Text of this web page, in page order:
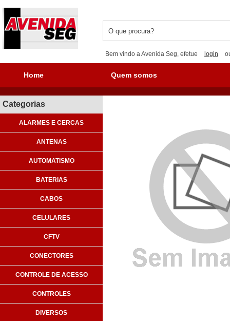
Bem vindo a Avenida Seg, efetue login
Home Quem somos
Categorias
ALARMES E CERCAS
ANTENAS
AUTOMATISMO
BATERIAS
CABOS
CELULARES
CFTV
CONECTORES
CONTROLE DE ACESSO
CONTROLES
DIVERSOS